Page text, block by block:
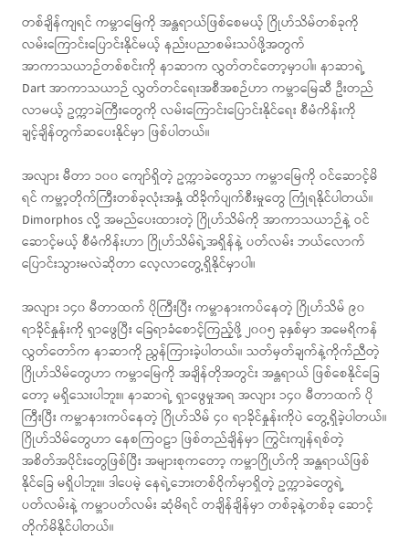
တစ်ချိန်ကျရင် ကမ္ဘာမြေကို အန္တရာယ်ဖြစ်စေမယ့် ဂြိုဟ်သိမ်တစ်ခုကို
လမ်းကြောင်းပြောင်းနိုင်မယ့် နည်းပညာစမ်းသပ်ဖို့အတွက်
အာကာသယာဉ်တစ်စင်းကို နာဆာက လွှတ်တင်တော့မှာပါ။ နာဆာရဲ့
Dart အာကာသယာဉ် လွှတ်တင်ရေးအစီအစဉ်ဟာ ကမ္ဘာမြေဆီ ဦးတည်
လာမယ့် ဥက္ကာခဲကြီးတွေကို လမ်းကြောင်းပြောင်းနိုင်ရေး စီမံကိန်းကို
ချင့်ချိန်တွက်ဆပေးနိုင်မှာ ဖြစ်ပါတယ်။
အလျား မီတာ ၁၀၀ ကျော်ရှိတဲ့ ဥက္ကာခဲတွေသာ ကမ္ဘာမြေကို ဝင်ဆောင့်မိ
ရင် ကမ္ဘာ့တိုက်ကြီးတစ်ခုလုံးအနှံ့ ထိခိုက်ပျက်စီးမှုတွေ ကြုံရနိုင်ပါတယ်။
Dimorphos လို့ အမည်ပေးထားတဲ့ ဂြိုဟ်သိမ်ကို အာကာသယာဉ်နဲ့ ဝင်
ဆောင့်မယ့် စီမံကိန်းဟာ ဂြိုဟ်သိမ်ရဲ့အရှိန်နဲ့ ပတ်လမ်း ဘယ်လောက်
ပြောင်းသွားမလဲဆိုတာ လေ့လာတွေ့ရှိနိုင်မှာပါ။
အလျား ၁၄၀ မီတာထက် ပိုကြီးပြီး ကမ္ဘာနားကပ်နေတဲ့ ဂြိုဟ်သိမ် ၉၀
ရာခိုင်နှုန်းကို ရှာဖွေပြီး ခြေရာခံစောင့်ကြည့်ဖို့ ၂၀၀၅ ခုနှစ်မှာ အမေရိကန်
လွှတ်တော်က နာဆာကို ညွှန်ကြားခဲ့ပါတယ်။ သတ်မှတ်ချက်နဲ့ကိုက်ညီတဲ့
ဂြိုဟ်သိမ်တွေဟာ ကမ္ဘာမြေကို အချိန်တိုအတွင်း အန္တရာယ် ဖြစ်စေနိုင်ခြေ
တော့ မရှိသေးပါဘူး။ နာဆာရဲ့ ရှာဖွေမှုအရ အလျား ၁၄၀ မီတာထက် ပို
ကြီးပြီး ကမ္ဘာနားကပ်နေတဲ့ ဂြိုဟ်သိမ် ၄၀ ရာခိုင်နှုန်းကိုပဲ တွေ့ရှိခဲ့ပါတယ်။
ဂြိုဟ်သိမ်တွေဟာ နေစကြဝဠာ ဖြစ်တည်ချိန်မှာ ကြွင်းကျန်ရစ်တဲ့
အစိတ်အပိုင်းတွေဖြစ်ပြီး အများစုကတော့ ကမ္ဘာဂြိုဟ်ကို အန္တရာယ်ဖြစ်
နိုင်ခြေ မရှိပါဘူး။ ဒါပေမဲ့ နေရဲ့ဘေးတစ်ဝိုက်မှာရှိတဲ့ ဥက္ကာခဲတွေရဲ့
ပတ်လမ်းနဲ့ ကမ္ဘာပတ်လမ်း ဆုံမိရင် တချိန်ချိန်မှာ တစ်ခုနဲ့တစ်ခု ဆောင့်
တိုက်မိနိုင်ပါတယ်။